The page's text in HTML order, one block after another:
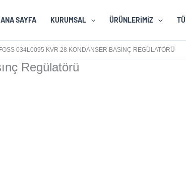
ANA SAYFA KURUMSAL ÜRÜNLERIMIZ
034L0095 KVR 28 KONDANSER BASINÇ REGÜLATÖRÜ
Regülatörü